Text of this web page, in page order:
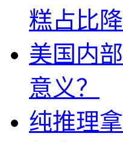
糕占比
美国内
意义？
纯推理